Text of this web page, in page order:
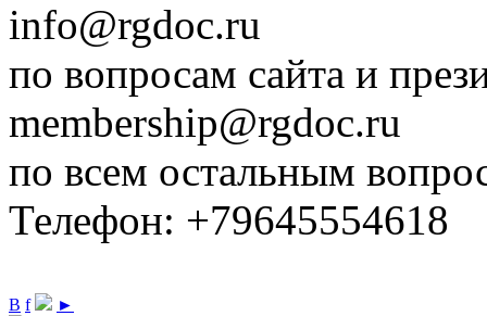
info@rgdoc.ru
по вопросам сайта и
membership@rgdoc.ru
по всем остальным
Телефон: +79645554618
В f ►